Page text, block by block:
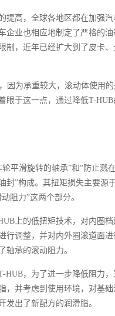
提高，全球各地区都在加强
企业也相应地制定了严格的
制，近年已经扩大到了皮卡
因为承重较大，滚动体使用
眼于这一点，通过降低T-
轮平滑旋转的轴承”和“防止溅
封”构成。其扭矩损失主要源
阻力”这两个部分。
上的低扭矩技术，对内圈
行调整，并对内外圈滚道面
轴承的滚动阻力。
HUB，为了进一步降低阻力
，并考虑到使用环境，对基
发出了新配方的润滑脂。